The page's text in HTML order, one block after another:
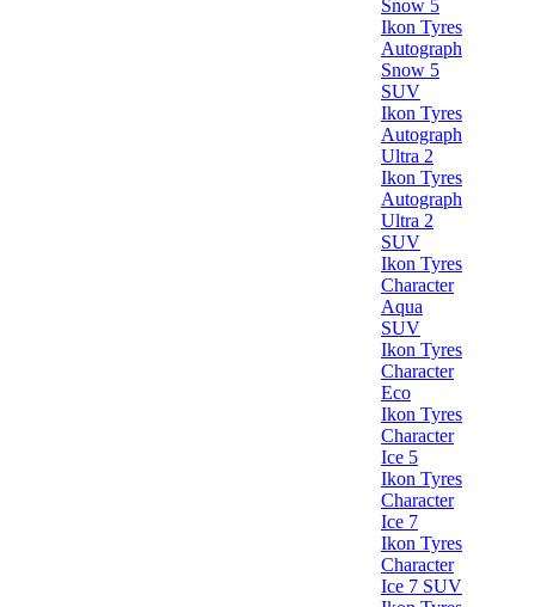
Snow 5
Ikon Tyres
Autograph
Snow 5
SUV
Ikon Tyres
Autograph
Ultra 2
Ikon Tyres
Autograph
Ultra 2
SUV
Ikon Tyres
Character
Aqua
SUV
Ikon Tyres
Character
Eco
Ikon Tyres
Character
Ice 5
Ikon Tyres
Character
Ice 7
Ikon Tyres
Character
Ice 7 SUV